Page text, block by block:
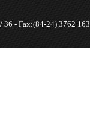
36 - Fax:(84-24) 3762